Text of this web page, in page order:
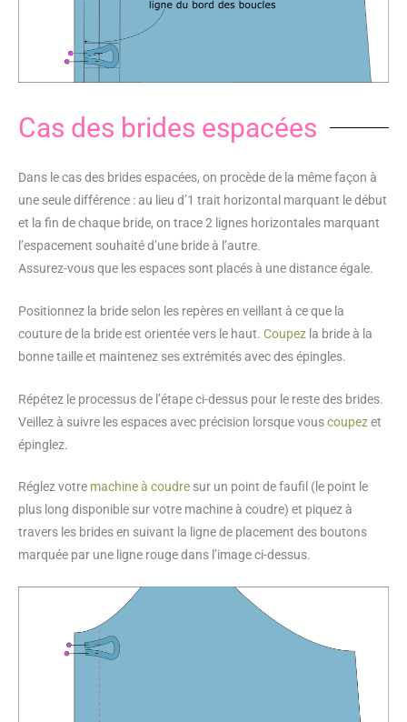
Cas des brides espacées
Dans le cas des brides espacées, on procède de la même façon à
une seule différence : au lieu d’1 trait horizontal marquant le début
et la fin de chaque bride, on trace 2 lignes horizontales marquant
l’espacement souhaité d’une bride à l’autre.
Assurez-vous que les espaces sont placés à une distance égale.
Positionnez la bride selon les repères en veillant à ce que la
couture de la bride est orientée vers le haut. Coupez la bride à la
bonne taille et maintenez ses extrémités avec des épingles.
Répétez le processus de l’étape ci-dessus pour le reste des brides.
Veillez à suivre les espaces avec précision lorsque vouscoupezet
épinglez.
Réglez votre machine à coudre sur un point de faufil (le point le
plus long disponible sur votre machine à coudre) et piquez à
travers les brides en suivant la ligne de placement des boutons
marquée par une ligne rouge dans l’image ci-dessus.